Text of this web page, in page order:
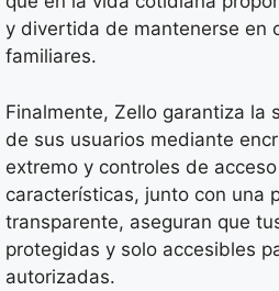
y divertida de mantenerse en
familiares.
Finalmente, Zello garantiza la
de sus usuarios mediante
extremo y controles de
características, junto con una
transparente, aseguran que
protegidas y solo accesibles
autorizadas.